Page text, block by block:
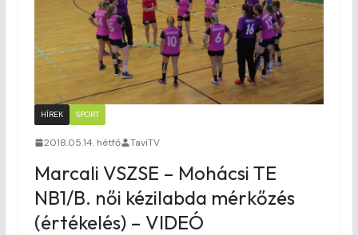
HÍREK SPORT
2018.05.14. hétfő TaviTV
Marcali VSZSE – Mohácsi TE
NB1/B. női kézilabda mérkőzés
(értékelés) – VIDEÓ